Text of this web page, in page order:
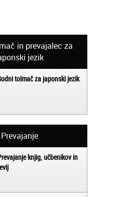
in prevajalec za
jezik
tolmač za japonski jezik
Prevajanje
knjig, učbenikov in